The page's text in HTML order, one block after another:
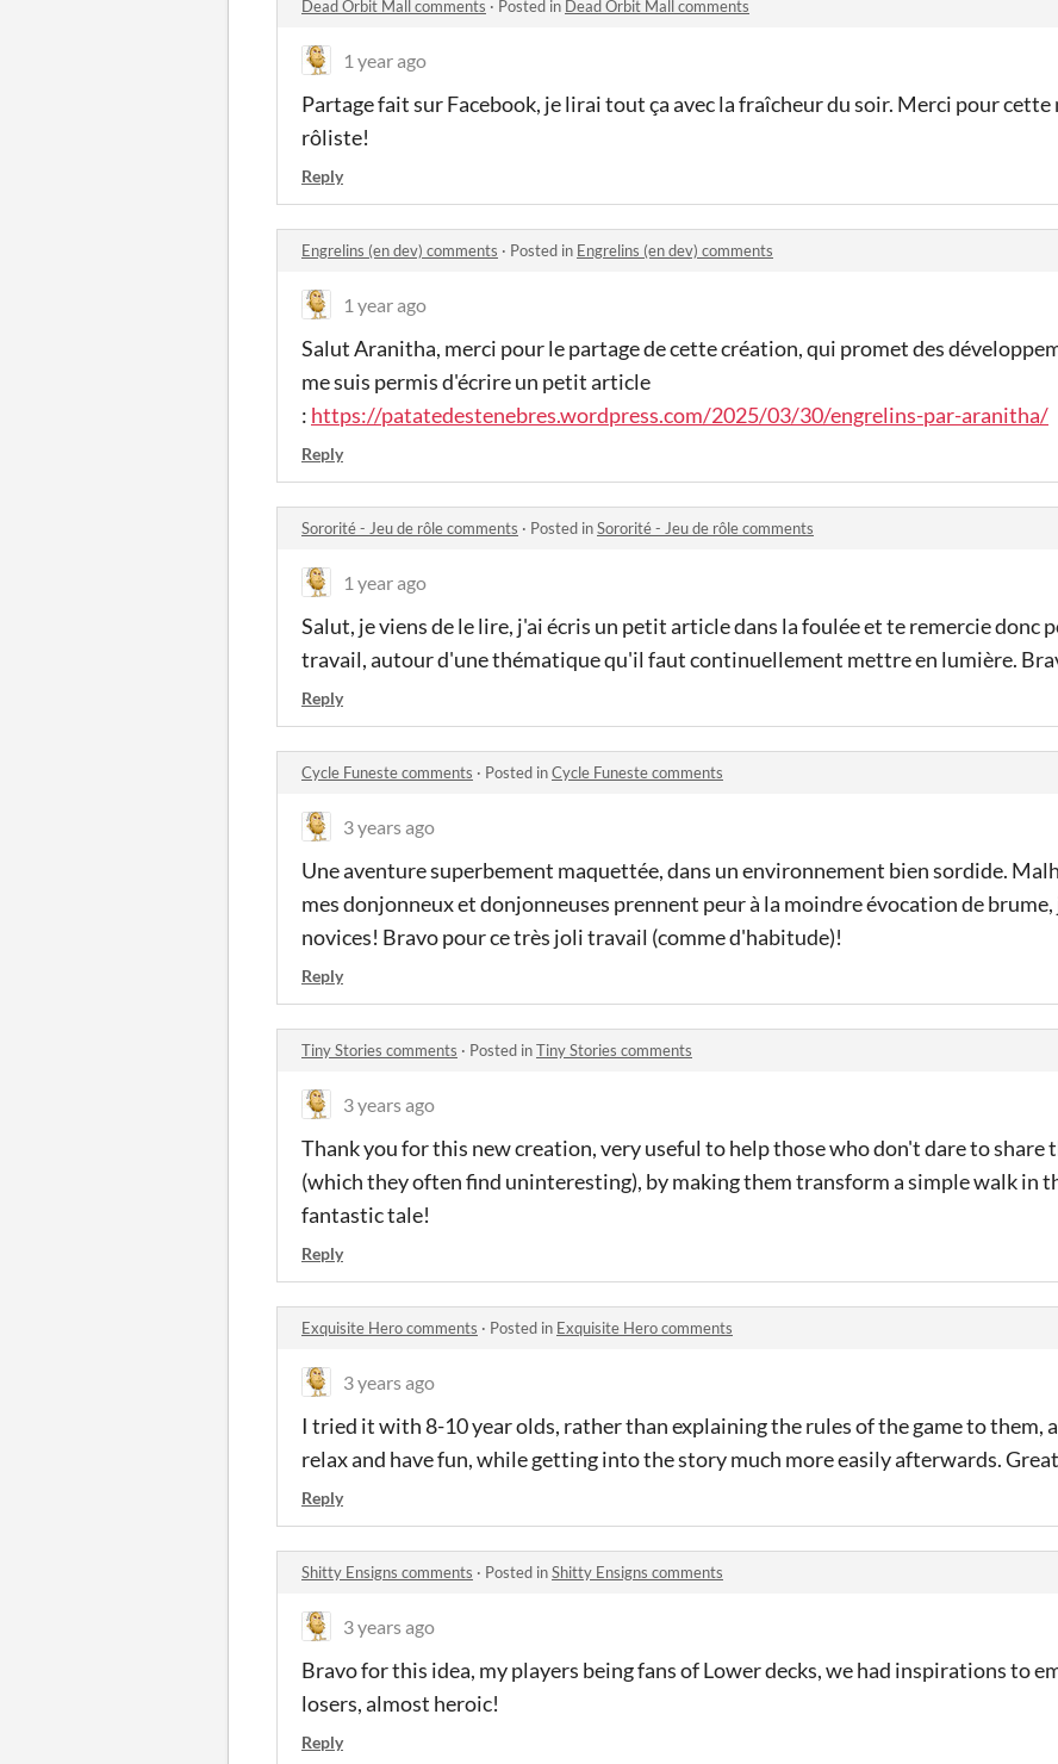
Dead Orbit Mall comments · Posted in Dead Orbit Mall comments
1 year ago
Partage fait sur Facebook, je lirai tout ça avec la fraîcheur du soir. Merci pour
rôliste!
Reply
Engrelins (en dev) comments · Posted in Engrelins (en dev) comments
1 year ago
Salut Aranitha, merci pour le partage de cette création, qui promet des
me suis permis d'écrire un petit article
: https://patatedestenebres.wordpress.com/2025/03/30/engrelins-par-aranitha/
Reply
Sororité - Jeu de rôle comments · Posted inSororité - Jeu de rôle comments
1 year ago
Salut, je viens de le lire, j'ai écris un petit article dans la foulée et te remercie donc
travail, autour d'une thématique qu'il faut continuellement mettre en lumière.
Reply
Cycle Funeste comments · Posted inCycle Funeste comments
3 years ago
Une aventure superbement maquettée, dans un environnement bien sordide.
mes donjonneux et donjonneuses prennent peur à la moindre évocation de brume,
novices! Bravo pour ce très joli travail (comme d'habitude)!
Reply
Tiny Stories comments · Posted inTiny Stories comments
3 years ago
Thank you for this new creation, very useful to help those who don't dare to share
(which they often find uninteresting), by making them transform a simple walk in
fantastic tale!
Reply
Exquisite Hero comments · Posted in Exquisite Hero comments
3 years ago
I tried it with 8-10 year olds, rather than explaining the rules of the game to them,
relax and have fun, while getting into the story much more easily afterwards.
Reply
Shitty Ensigns comments · Posted inShitty Ensigns comments
3 years ago
Bravo for this idea, my players being fans of Lower decks, we had inspirations to
losers, almost heroic!
Reply